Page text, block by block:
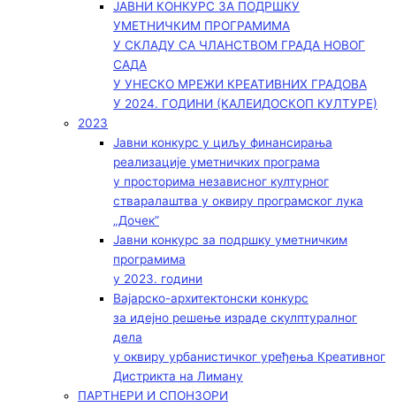
ЈАВНИ КОНКУРС ЗА ПОДРШКУ
УМЕТНИЧКИМ ПРОГРАМИМА
У СКЛАДУ СА ЧЛАНСТВОМ ГРАДА НОВОГ
САДА
У УНЕСКО МРЕЖИ КРЕАТИВНИХ ГРАДОВА
У 2024. ГОДИНИ (КАЛЕИДОСКОП КУЛТУРЕ)
2023
Јавни конкурс у циљу финансирања
реализације уметничких програма
у просторима независног културног
стваралаштва у оквиру програмског лука
„Дочек”
Јавни конкурс за подршку уметничким
програмима
у 2023. години
Вајарско-архитектонски конкурс
за идејно решење израде скулптуралног
дела
у оквиру урбанистичког уређења Креативног
Дистрикта на Лиману
ПАРТНЕРИ И СПОНЗОРИ